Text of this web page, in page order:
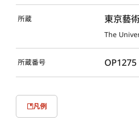
所蔵 東京藝
The
所蔵番号 OP1275
凡例